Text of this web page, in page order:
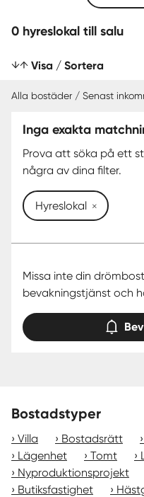
0 hyreslokal till salu
Visa / Sortera
Alla bostäder / Senast
Inga exakta
Prova att söka på ett
några av dina filter.
Hyreslokal
Missa inte din
bevakningstjänst och
Bostadstyper
Villa Bostadsrätt
Lägenhet
Tomt
Nyproduktionsprojekt
Butiksfastighet